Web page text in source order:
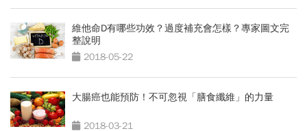
維他命D有哪些功效？過度補充會怎樣？專家圖文完
整說明
2018-05-22
大腸癌也能預防！不可忽視「膳食纖維」的力量
2018-03-21